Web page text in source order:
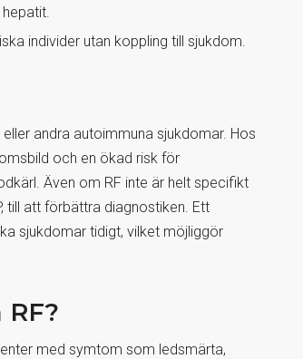
individer utan koppling till sjukdom.
andra autoimmuna sjukdomar. Hos
och en ökad risk för
Även om RF inte är helt specifikt
till att förbättra diagnostiken. Ett
sjukdomar tidigt, vilket möjliggör
med symtom som ledsmärta,